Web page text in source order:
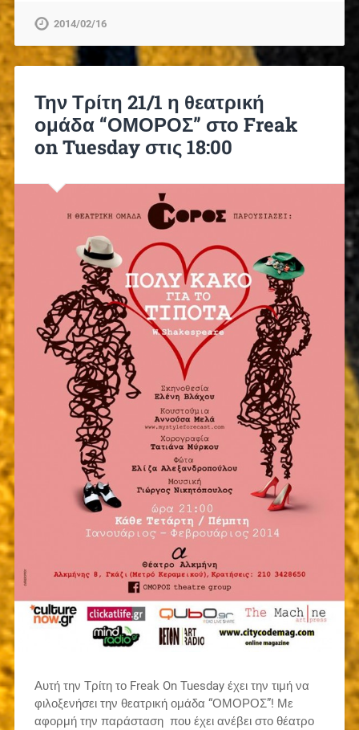
2014/02/16
Την Τρίτη 21/1 η θεατρική
ομάδα “ΟΜΟΡΟΣ” στο Freak
on Tuesday στις 18:00
Αυτή την Τρίτη το Freak On Tuesday έχει την τιμή να
φιλοξενήσει την θεατρική ομάδα “ΟΜΟΡΟΣ”! Με
αφορμή την παράσταση που έχει ανέβει στο θέατρο